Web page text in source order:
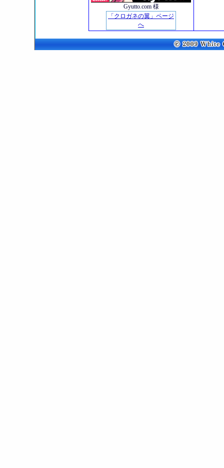
Gyutto.com 様
「クロガネの翼」ページ
へ